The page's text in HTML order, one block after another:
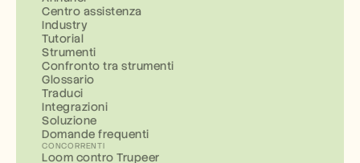
Centro assistenza
Industry
Tutorial
Strumenti
Confronto tra strumenti
Glossario
Traduci
Integrazioni
Soluzione
Domande frequenti
CONCORRENTI
Loom contro Trupeer